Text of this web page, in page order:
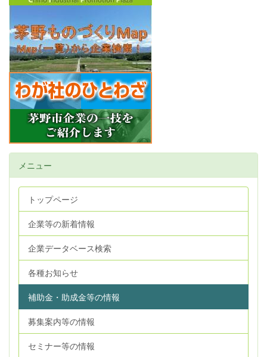
メニュー
トップページ
企業等の新着情報
企業データベース検索
各種お知らせ
補助金・助成金等の情報
募集案内等の情報
セミナー等の情報